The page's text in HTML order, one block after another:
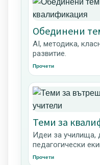
Обединени
AI, методика,
развитие.
Прочети
Теми за
Идеи за училища,
педагогически
Прочети